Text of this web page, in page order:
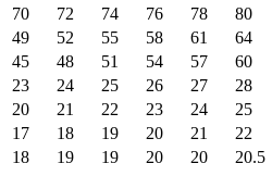
70 72 74 76 78 80
49 52 55 58 61 64
45 48 51 54 57 60
23 24 25 26 27 28
20 21 22 23 24 25
17 18 19 20 21 22
18 19 19 20 20 20.5